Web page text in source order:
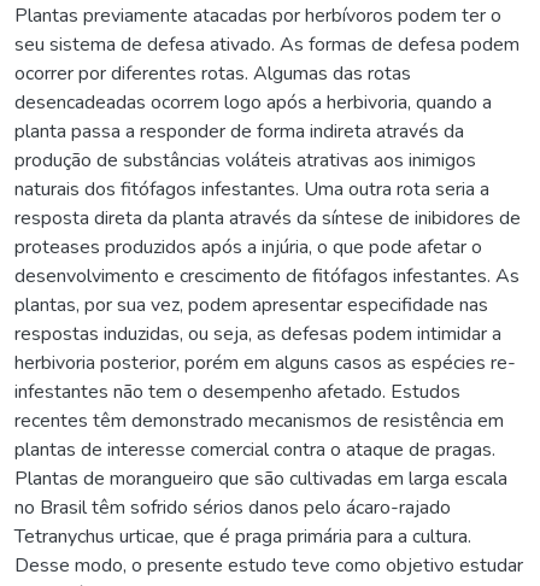
Plantas previamente atacadas por herbívoros podem ter o
seu sistema de defesa ativado. As formas de defesa podem
ocorrer por diferentes rotas. Algumas das rotas
desencadeadas ocorrem logo após a herbivoria, quando a
planta passa a responder de forma indireta através da
produção de substâncias voláteis atrativas aos inimigos
naturais dos fitófagos infestantes. Uma outra rota seria a
resposta direta da planta através da síntese de inibidores de
proteases produzidos após a injúria, o que pode afetar o
desenvolvimento e crescimento de fitófagos infestantes. As
plantas, por sua vez, podem apresentar especifidade nas
respostas induzidas, ou seja, as defesas podem intimidar a
herbivoria posterior, porém em alguns casos as espécies re-
infestantes não tem o desempenho afetado. Estudos
recentes têm demonstrado mecanismos de resistência em
plantas de interesse comercial contra o ataque de pragas.
Plantas de morangueiro que são cultivadas em larga escala
no Brasil têm sofrido sérios danos pelo ácaro-rajado
Tetranychus urticae, que é praga primária para a cultura.
Desse modo, o presente estudo teve como objetivo estudar